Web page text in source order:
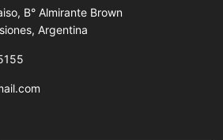
B° Almirante Brown
Argentina